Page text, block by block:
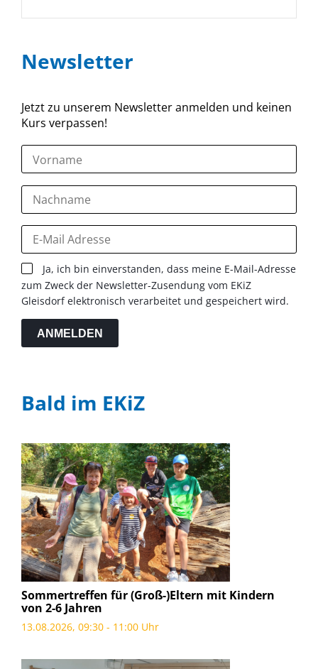
Newsletter
Jetzt zu unserem Newsletter anmelden und keinen
Kurs verpassen!
Ja, ich bin einverstanden, dass meine E-Mail-Adresse
zum Zweck der Newsletter-Zusendung vom EKiZ
Gleisdorf elektronisch verarbeitet und gespeichert wird.
ANMELDEN
Bald im EKiZ
Sommertreffen für (Groß-)Eltern mit Kindern
von 2-6 Jahren
13.08.2026, 09:30 - 11:00 Uhr